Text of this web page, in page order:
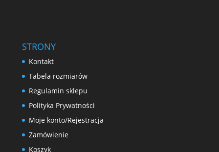
STRONY
Kontakt
Tabela rozmiarów
Regulamin sklepu
Polityka Prywatności
Moje konto/Rejestracja
Zamówienie
Koszyk